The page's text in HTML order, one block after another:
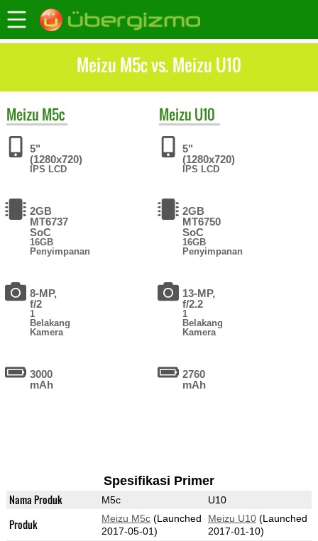
Meizu M5c vs. Meizu U10
Meizu M5c
5"
(1280x720)
IPS LCD
2GB
MT6737
SoC
16GB
Penyimpanan
8-MP,
f/2
1
Belakang
Kamera
3000
mAh
Meizu U10
5"
(1280x720)
IPS LCD
2GB
MT6750
SoC
16GB
Penyimpanan
13-MP,
f/2.2
1
Belakang
Kamera
2760
mAh
Spesifikasi Primer
Nama Produk M5c U10
Produk Meizu M5c(Launched
2017-05-01)
Meizu U10(Launched
2017-01-10)